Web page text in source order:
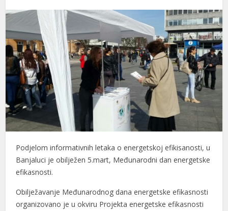
Podjelom informativnih letaka o energetskoj efikisanosti, u
Banjaluci je obilježen 5.mart, Međunarodni dan energetske
efikasnosti.
Obilježavanje Međunarodnog dana energetske efikasnosti
organizovano je u okviru Projekta energetske efikasnosti